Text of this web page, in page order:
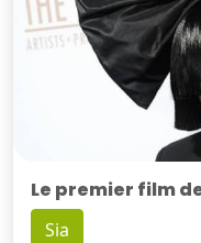
Le premier film
Sia